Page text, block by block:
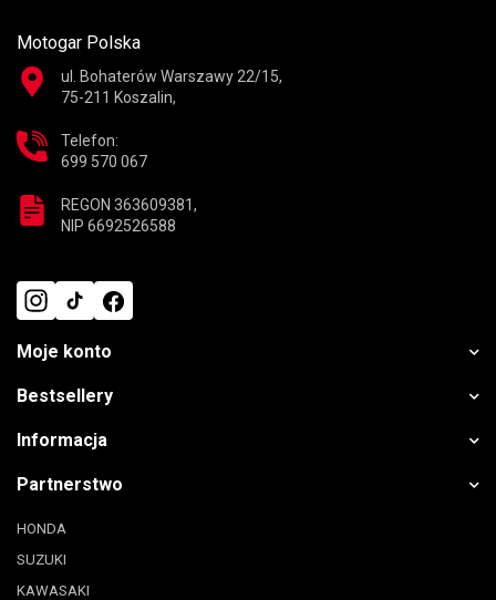
Motogar Polska
ul. Bohaterów Warszawy 22/15,
75-211 Koszalin,
Telefon:
699 570 067
REGON 363609381,
NIP 6692526588
Moje konto
Bestsellery
Informacja
Partnerstwo
HONDA
SUZUKI
KAWASAKI